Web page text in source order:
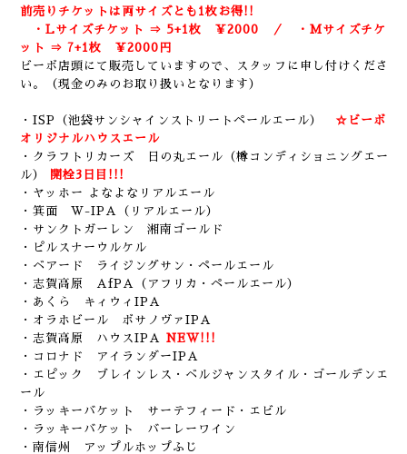
前売りチケットは両サイズとも1枚お得!!
・Lサイズチケット ⇒ 5+1枚 ￥2000 ／ ・Mサイズチケ
ット ⇒ 7+1枚 ￥2000円
ビーボ店頭にて販売していますので、スタッフに申し付けくださ
い。（現金のみのお取り扱いとなります）
・ISP（池袋サンシャインストリートペールエール）
☆ビーボ
オリジナルハウスエール
・クラフトリカーズ 日の丸エール（樽コンディショニングエー
ル）
開栓3日目!!!
・ヤッホー よなよなリアルエール
・箕面 W-IPA（リアルエール）
・サンクトガーレン 湘南ゴールド
・ピルスナーウルケル
・ベアード ライジングサン・ペールエール
・志賀高原 AfPA（アフリカ・ペールエール）
・あくら キィウィIPA
・オラホビール ボサノヴァIPA
・志賀高原 ハウスIPA
NEW!!!
・コロナド アイランダーIPA
・エピック ブレインレス・ベルジャンスタイル・ゴールデンエ
ール
・ラッキーバケット サーテフィード・エビル
・ラッキーバケット バーレーワイン
・南信州 アップルホップふじ